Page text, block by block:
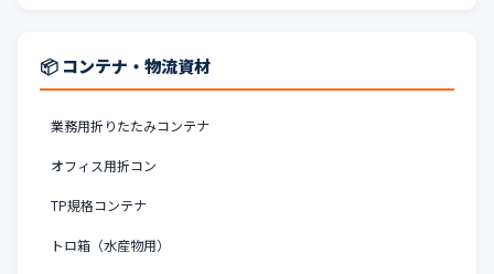
📦 コンテナ・物流資材
業務用折りたたみコンテナ
オフィス用折コン
TP規格コンテナ
トロ箱（水産物用）